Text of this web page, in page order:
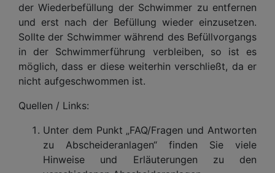
der Wiederbefüllung der Schwimmer zu entfernen
und erst nach der Befüllung wieder einzusetzen.
Sollte der Schwimmer während des Befüllvorgangs
in der Schwimmerführung verbleiben, so ist es
möglich, dass er diese weiterhin verschließt, da er
nicht aufgeschwommen ist.
Quellen / Links:
Unter dem Punkt „FAQ/Fragen und Antworten
zu Abscheideranlagen“ finden Sie viele
Hinweise und Erläuterungen zu den